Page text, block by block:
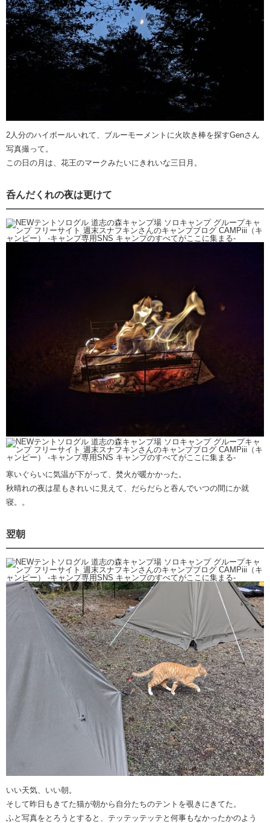
2人分のハイボールいれて、ブルーモーメントに火吹き棒を探すGenさん
写真撮って。
この日の月は、花王のマークみたいにきれいな三日月。
呑んだくれの夜は更けて
寒いぐらいに気温が下がって、焚火が暖かかった。
秋晴れの夜は星もきれいに見えて、だらだらと吞んでいつの間にか就
寝。。
翌朝
いい天気、いい朝。
そして昨日もきてた猫が朝から自分たちのテントを覗きにきてた。
ふと写真をとろうとすると、テッテッテッテと何事もなかったかのよう